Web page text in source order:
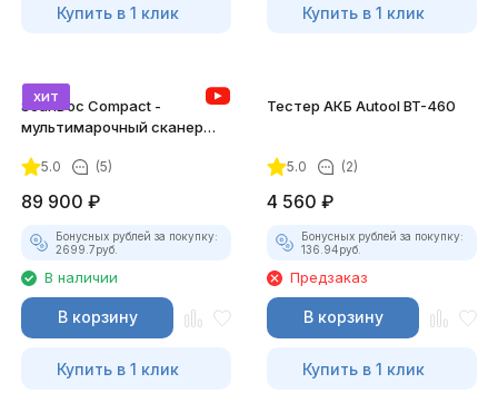
Купить в 1 клик Купить в 1 клик
хит
ScanDoc Compact -
мультимарочный сканер
5.0 (5)
89 900 ₽
Бонусных рублей за покупку:
2699.7руб.
В наличии
В корзину
Купить в 1 клик
Тестер АКБ Autool BT-460
5.0 (2)
4 560 ₽
Бонусных рублей за покупку:
136.94руб.
Предзаказ
В корзину
Купить в 1 клик